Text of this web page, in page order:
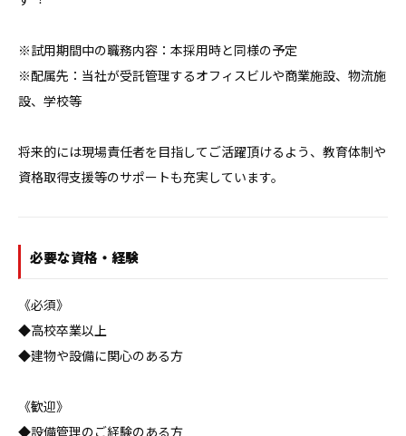
※試用期間中の職務内容：本採用時と同様の予定
※配属先：当社が受託管理するオフィスビルや商業施設、物流施
設、学校等
将来的には現場責任者を目指してご活躍頂けるよう、教育体制や
資格取得支援等のサポートも充実しています。
必要な資格・経験
《必須》
◆高校卒業以上
◆建物や設備に関心のある方
《歓迎》
◆設備管理のご経験のある方